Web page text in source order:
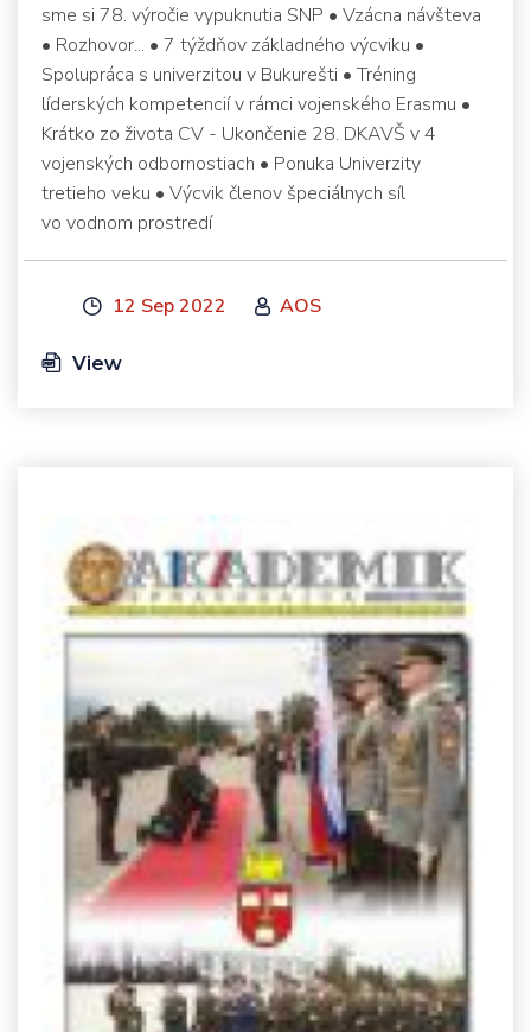
sme si 78. výročie vypuknutia SNP • Vzácna návšteva
• Rozhovor... • 7 týždňov základného výcviku •
Spolupráca s univerzitou v Bukurešti • Tréning
líderských kompetencií v rámci vojenského Erasmu •
Krátko zo života CV - Ukončenie 28. DKAVŠ v 4
vojenských odbornostiach • Ponuka Univerzity
tretieho veku • Výcvik členov špeciálnych síl
vo vodnom prostredí
12 Sep 2022 AOS
View